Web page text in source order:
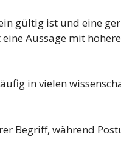
gültig ist und eine
Aussage mit
in vielen
Begriff, während